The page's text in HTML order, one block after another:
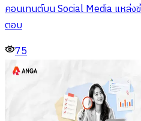
คอนเทนต์บน Social Media แหล่ง
ตอบ
75